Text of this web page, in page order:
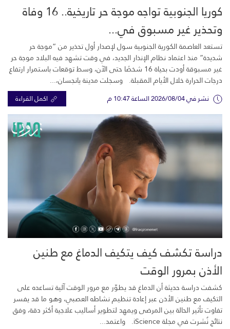
كوريا الجنوبية تواجه موجة حر تاريخية.. 16 وفاة
وتحذير غير مسبوق في...
تستعد العاصمة الكورية الجنوبية سول لإصدار أول تحذير من “موجة حر
شديدة” منذ اعتماد نظام الإنذار الجديد، في وقت تشهد فيه البلاد موجة حر
غير مسبوقة أودت بحياة 16 شخصًا حتى الآن، وسط توقعات باستمرار ارتفاع
درجات الحرارة خلال الأيام المقبلة. وسجلت مدينة يانجسان،...
نشر في 2026/08/04 الساعة 10:47 م اكمل القراءة
دراسة تكشف كيف يتكيف الدماغ مع طنين
الأذن بمرور الوقت
كشفت دراسة حديثة أن الدماغ قد يطوّر مع مرور الوقت آلية تساعده على
التكيف مع طنين الأذن عبر إعادة تنظيم نشاطه العصبي، وهو ما قد يفسر
تفاوت تأثير الحالة بين المرضى ويمهد لتطوير أساليب علاجية أكثر دقة، وفق
نتائج نُشرت في مجلة iScience. واعتمد...